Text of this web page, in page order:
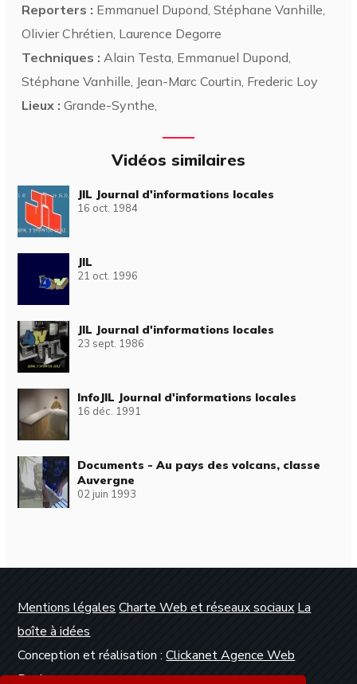
Reporters : Emmanuel Dupond, Stéphane Vanhille,
Olivier Chrétien, Laurence Degorre
Techniques : Alain Testa, Emmanuel Dupond,
Stéphane Vanhille, Jean-Marc Courtin, Frederic Loy
Lieux : Grande-Synthe,
Vidéos similaires
JIL Journal d'informations locales
16 oct. 1984
JIL
21 oct. 1996
JIL Journal d'informations locales
23 sept. 1986
InfoJIL Journal d'informations locales
16 déc. 1991
Documents - Au pays des volcans, classe
Auvergne
02 juin 1993
Mentions légales Charte Web et réseaux sociaux La
boîte à idées
Conception et réalisation :Clickanet Agence Web
Dunkerque